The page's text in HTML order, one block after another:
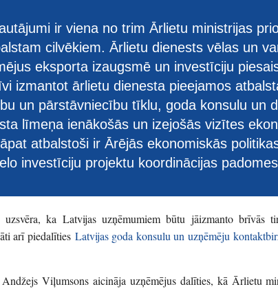
jautājumi ir viena no trim Ārlietu ministrijas
cilvēkiem. Ārlietu dienests vēlas un
eksporta izaugsmē un investīciju
izmantot ārlietu dienesta pieejamos
un pārstāvniecību tīklu, goda konsulu un
līmeņa ienākošās un izejošās vizītes
atbalstoši ir Ārējās ekonomiskās
investīciju projektu koordinācijas
uzsvēra, ka Latvijas uzņēmumiem būtu jāizmanto brīvās
arī piedalīties Latvijas goda konsulu un uzņēmēju
Viļumsons aicināja uzņēmējus dalīties, kā Ārlietu